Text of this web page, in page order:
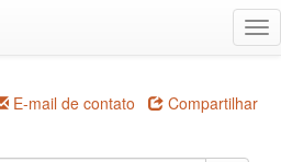
E-mail de contato Compartilhar